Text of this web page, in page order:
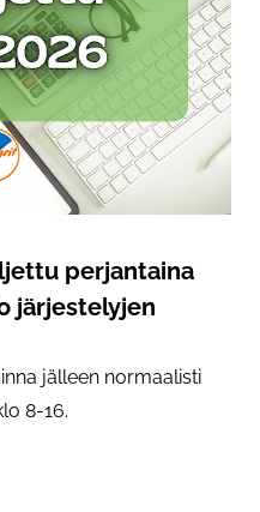
perjantaina
järjestelyjen
jälleen normaalisti
8-16.